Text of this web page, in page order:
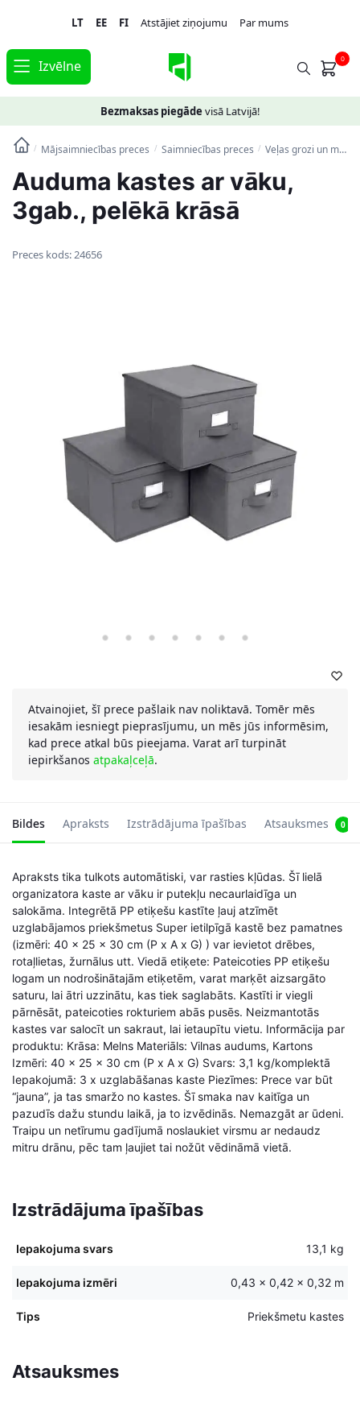
navigation
content
LT EE FI Atstājiet ziņojumu Par mums
Izvēlne 0
Bezmaksas piegāde visā Latvijā!
/ Mājsaimniecības preces / Saimniecības preces / Veļas grozi un mantu uzglabāšanas kastes
Auduma kastes ar vāku,
3gab., pelēkā krāsā
Preces kods:24656
Atvainojiet, šī prece pašlaik nav noliktavā. Tomēr mēs
iesakām iesniegt pieprasījumu, un mēs jūs informēsim,
kad prece atkal būs pieejama. Varat arī turpināt
iepirkšanos atpakaļceļā.
Bildes Apraksts Izstrādājuma īpašības Atsauksmes 0
Apraksts tika tulkots automātiski, var rasties kļūdas. Šī lielā
organizatora kaste ar vāku ir putekļu necaurlaidīga un
salokāma. Integrētā PP etiķešu kastīte ļauj atzīmēt
uzglabājamos priekšmetus Super ietilpīgā kastē bez pamatnes
(izmēri: 40 x 25 x 30 cm (P x A x G) ) var ievietot drēbes,
rotaļlietas, žurnālus utt. Viedā etiķete: Pateicoties PP etiķešu
logam un nodrošinātajām etiķetēm, varat marķēt aizsargāto
saturu, lai ātri uzzinātu, kas tiek saglabāts. Kastīti ir viegli
pārnēsāt, pateicoties rokturiem abās pusēs. Neizmantotās
kastes var salocīt un sakraut, lai ietaupītu vietu. Informācija par
produktu: Krāsa: Melns Materiāls: Vilnas audums, Kartons
Izmēri: 40 x 25 x 30 cm (P x A x G) Svars: 3,1 kg/komplektā
Iepakojumā: 3 x uzglabāšanas kaste Piezīmes: Prece var būt
“jauna”, ja tas smaržo no kastes. Šī smaka nav kaitīga un
pazudīs dažu stundu laikā, ja to izvēdinās. Nemazgāt ar ūdeni.
Traipu un netīrumu gadījumā noslaukiet virsmu ar nedaudz
mitru drānu, pēc tam ļaujiet tai nožūt vēdināmā vietā.
Izstrādājuma īpašības
Iepakojuma svars 13,1 kg
Iepakojuma izmēri 0,43 × 0,42 × 0,32 m
Tips Priekšmetu kastes
Atsauksmes